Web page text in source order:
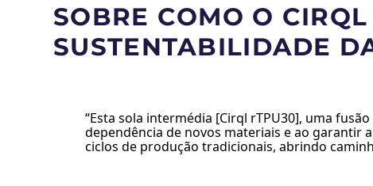
SOBRE COMO O
SUSTENTABILIDADE
“Esta sola intermédia [Cirql rTPU30], uma
dependência de novos materiais e ao garantir
ciclos de produção tradicionais, abrindo